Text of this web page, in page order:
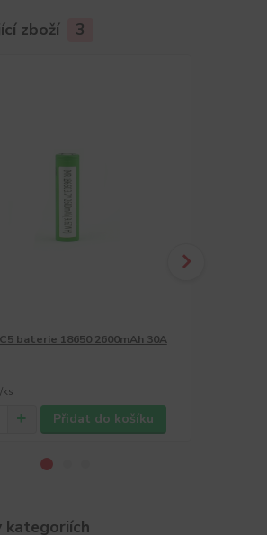
zboží 3
baterie 18650 2600mAh 30A
/ks
Přidat do košíku
kategoriích